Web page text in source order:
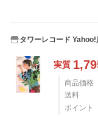
タワーレコード Yahoo!
実質
商品価格
送料
ポイント